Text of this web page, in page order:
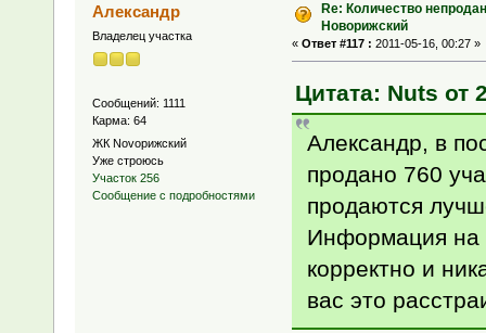
Александр
Владелец участка
Сообщений: 1111
Карма: 64
ЖК Novoрижский
Уже строюсь
Участок 256
Сообщение с подробностями
Re: Количество
Новорижский
« Ответ #117 : 2011-05-16, 00:27 »
Цитата: Nuts от
Александр, в
продано 760
продаются
Информация на
корректно и
вас это